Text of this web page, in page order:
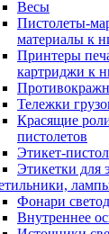
Весы
Пистолеты-
материалы к
Принтеры
картриджи к
Тележки
Красящие
пистолетов
Этикет-
Этикетки для
Фонари
Внутреннее